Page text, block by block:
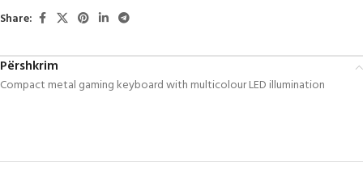
Share:
Përshkrim
Compact metal gaming keyboard with multicolour LED illumination